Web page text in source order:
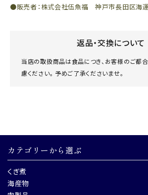
●販売者：株式会社伍魚福 神戸市長田区海
返品・交換について
当店の取扱商品は食品につき、お客様のご都
慮ください。 予めご了承くださいませ。
カテゴリーから選ぶ
くぎ煮
海産物